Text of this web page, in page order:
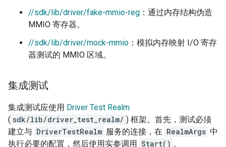
//sdk/lib/driver/fake-mmio-reg ：通过内存结构伪造
MMIO 寄存器。
//sdk/lib/driver/mock-mmio ：模拟内存映射 I/O 寄存
器测试的 MMIO 区域。
集成测试
集成测试应使用 Driver Test Realm
( sdk/lib/driver_test_realm/ ) 框架。首先，测试必须
建立与 DriverTestRealm 服务的连接，在 RealmArgs 中
执行必要的配置，然后使用实参调用 Start() 。